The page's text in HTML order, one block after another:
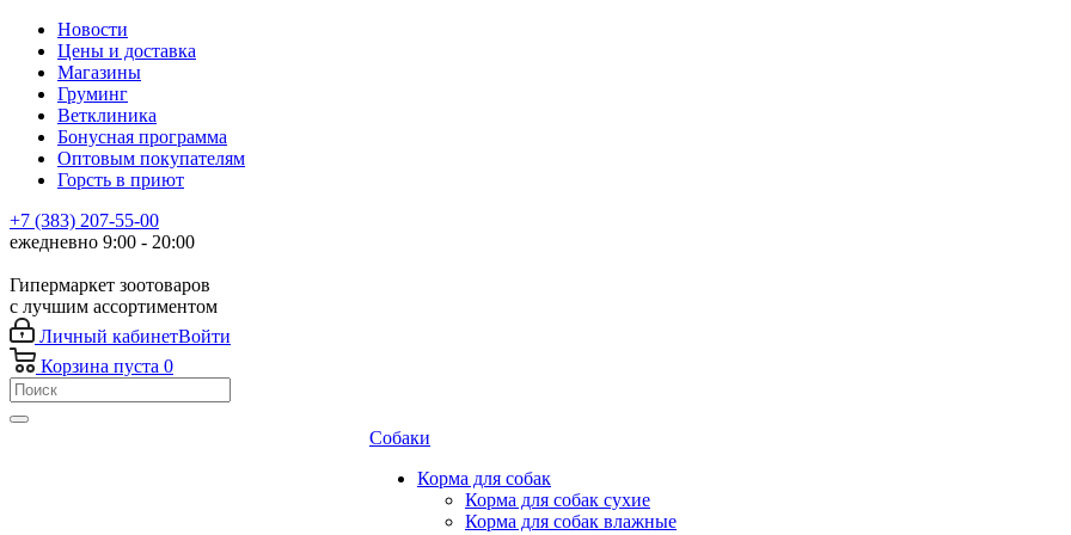
Новости
Цены и доставка
Магазины
Груминг
Ветклиника
Бонусная программа
Оптовым покупателям
Горсть в приют
+7 (383) 207-55-00
ежедневно 9:00 - 20:00
Гипермаркет зоотоваров
с лучшим ассортиментом
Личный кабинетВойти
Корзина пуста 0
Собаки
Корма для собак
Корма для собак сухие
Корма для собак влажные